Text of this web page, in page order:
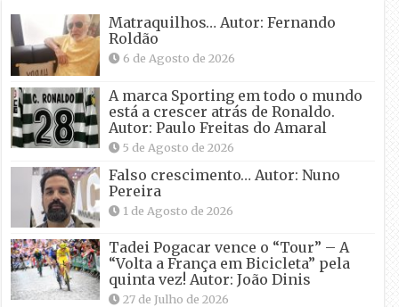
Matraquilhos… Autor: Fernando
Roldão
6 de Agosto de 2026
A marca Sporting em todo o mundo
está a crescer atrás de Ronaldo.
Autor: Paulo Freitas do Amaral
5 de Agosto de 2026
Falso crescimento… Autor: Nuno
Pereira
1 de Agosto de 2026
Tadei Pogacar vence o “Tour” – A
“Volta a França em Bicicleta” pela
quinta vez! Autor: João Dinis
27 de Julho de 2026